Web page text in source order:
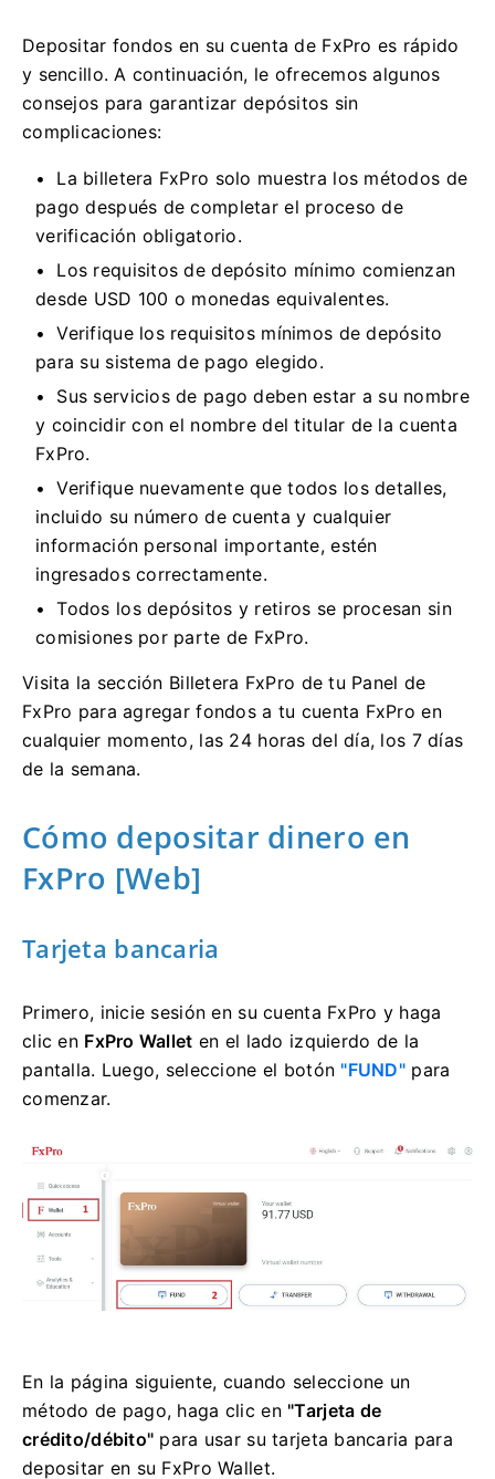
Depositar fondos en su cuenta de FxPro es rápido
y sencillo. A continuación, le ofrecemos algunos
consejos para garantizar depósitos sin
complicaciones:
La billetera FxPro solo muestra los métodos de
pago después de completar el proceso de
verificación obligatorio.
Los requisitos de depósito mínimo comienzan
desde USD 100 o monedas equivalentes.
Verifique los requisitos mínimos de depósito
para su sistema de pago elegido.
Sus servicios de pago deben estar a su nombre
y coincidir con el nombre del titular de la cuenta
FxPro.
Verifique nuevamente que todos los detalles,
incluido su número de cuenta y cualquier
información personal importante, estén
ingresados ​​correctamente.
Todos los depósitos y retiros se procesan sin
comisiones por parte de FxPro.
Visita la sección Billetera FxPro de tu Panel de
FxPro para agregar fondos a tu cuenta FxPro en
cualquier momento, las 24 horas del día, los 7 días
de la semana.
Cómo depositar dinero en
FxPro [Web]
Tarjeta bancaria
Primero, inicie sesión en su cuenta FxPro y haga
clic en FxPro Wallet en el lado izquierdo de la
pantalla. Luego, seleccione el botón "FUND" para
comenzar.
En la página siguiente, cuando seleccione un
método de pago, haga clic en "Tarjeta de
crédito/débito" para usar su tarjeta bancaria para
depositar en su FxPro Wallet.